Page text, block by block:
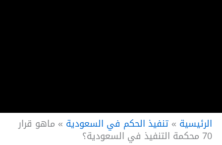
الرئيسية »تنفيذ الحكم في السعودية » ماهو قرار
70 محكمة التنفيذ في السعودية؟